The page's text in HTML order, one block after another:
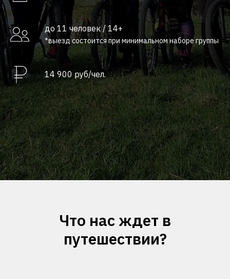
до 11 человек / 14+
*выезд состоится при минимальном наборе группы
14 900 руб/чел.
Что нас ждет в
путешествии?